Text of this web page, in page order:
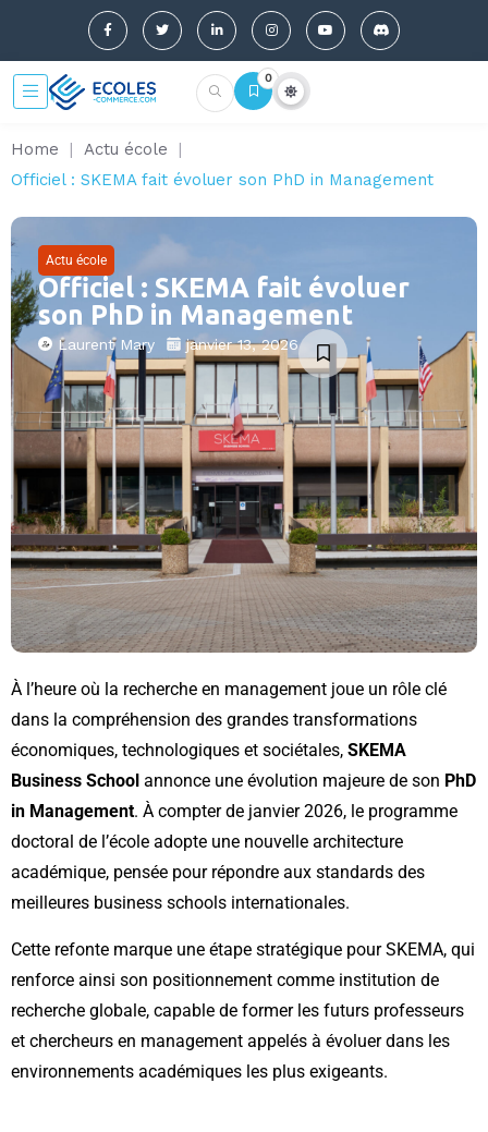
0
Home | Actu école
|
Officiel : SKEMA fait évoluer son PhD in Management
Actu école
Officiel : SKEMA fait évoluer
son PhD in Management
Laurent Mary janvier 13, 2026
À l’heure où la recherche en management joue un rôle clé
dans la compréhension des grandes transformations
économiques, technologiques et sociétales, SKEMA
Business School annonce une évolution majeure de son PhD
in Management. À compter de janvier 2026, le programme
doctoral de l’école adopte une nouvelle architecture
académique, pensée pour répondre aux standards des
meilleures business schools internationales.
Cette refonte marque une étape stratégique pour SKEMA, qui
renforce ainsi son positionnement comme institution de
recherche globale, capable de former les futurs professeurs
et chercheurs en management appelés à évoluer dans les
environnements académiques les plus exigeants.